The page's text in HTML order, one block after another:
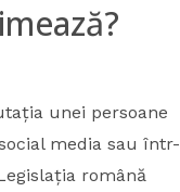
unei persoane
media sau într-
română